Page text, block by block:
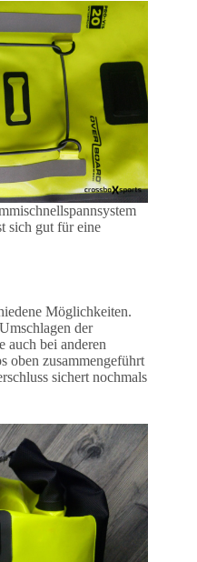
sich gut für eine
Möglichkeiten.
der
auch bei anderen
oben zusammengeführt
sichert nochmals